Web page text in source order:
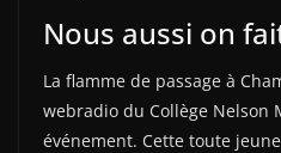
Nous aussi on
La flamme de passage à
webradio du Collège Nelson
événement. Cette toute